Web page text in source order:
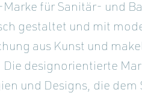
Marke für Sanitär- und
gestaltet und mit
aus Kunst und
Die designorientierte
und Designs, die